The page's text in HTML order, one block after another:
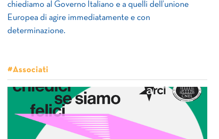
chiediamo al Governo Italiano e a quelli dell’unione
Europea di agire immediatamente e con
determinazione.
#Associati